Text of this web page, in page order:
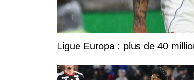
Ligue Europa : plus de 40